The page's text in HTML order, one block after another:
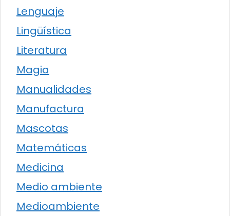
Lenguaje
Lingüística
Literatura
Magia
Manualidades
Manufactura
Mascotas
Matemáticas
Medicina
Medio ambiente
Medioambiente